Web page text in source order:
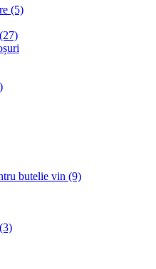
(5)
butelie vin (9)